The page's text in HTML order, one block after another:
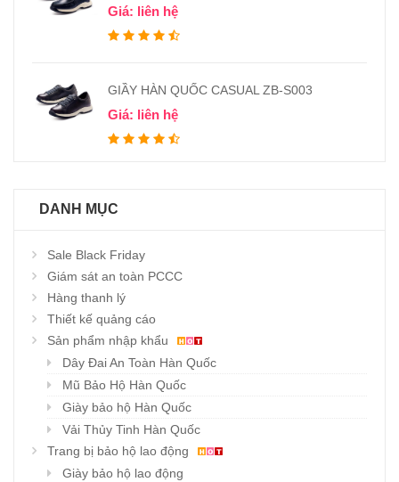
Giá: liên hệ
GIẦY HÀN QUỐC CASUAL ZB-S003
Giá: liên hệ
DANH MỤC
Sale Black Friday
Giám sát an toàn PCCC
Hàng thanh lý
Thiết kế quảng cáo
Sản phẩm nhập khẩu
Dây Đai An Toàn Hàn Quốc
Mũ Bảo Hộ Hàn Quốc
Giày bảo hộ Hàn Quốc
Vải Thủy Tinh Hàn Quốc
Trang bị bảo hộ lao động
Giày bảo hộ lao động